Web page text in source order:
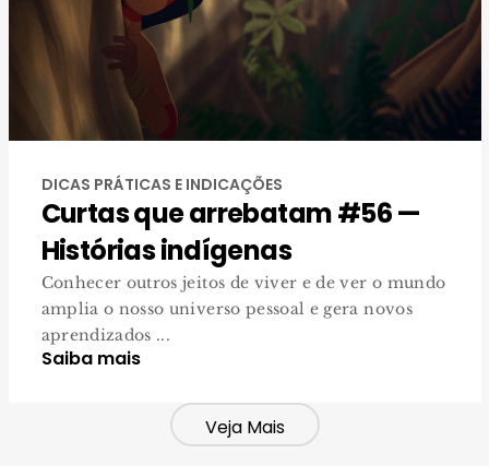
DICAS PRÁTICAS E INDICAÇÕES
Curtas que arrebatam #56 —
Histórias indígenas
Conhecer outros jeitos de viver e de ver o mundo
amplia o nosso universo pessoal e gera novos
aprendizados ...
Saiba mais
Veja Mais